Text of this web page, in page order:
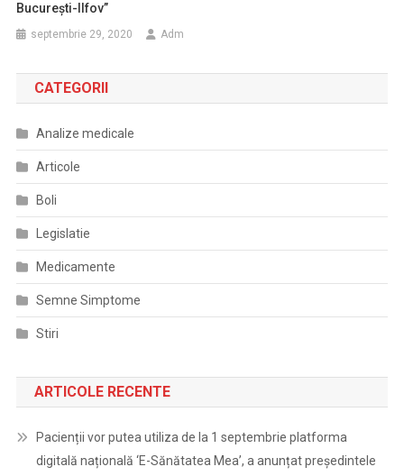
București-Ilfov”
septembrie 29, 2020 Adm
CATEGORII
Analize medicale
Articole
Boli
Legislatie
Medicamente
Semne Simptome
Stiri
ARTICOLE RECENTE
Pacienții vor putea utiliza de la 1 septembrie platforma
digitală națională ‘E-Sănătatea Mea’, a anunțat președintele